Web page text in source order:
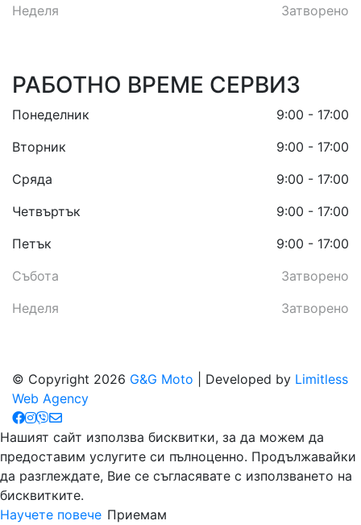
Неделя Затворено
РАБОТНО ВРЕМЕ СЕРВИЗ
Понеделник
9:00 - 17:00
Вторник
9:00 - 17:00
Сряда
9:00 - 17:00
Четвъртък
9:00 - 17:00
Петък
9:00 - 17:00
Събота
Затворено
Неделя
Затворено
© Copyright 2026 G&G Moto | Developed by Limitless
Web Agency
Нашият сайт използва бисквитки, за да можем да
предоставим услугите си пълноценно. Продължавайки
да разглеждате, Вие се съгласявате с използването на
бисквитките.
Научете повече Приемам